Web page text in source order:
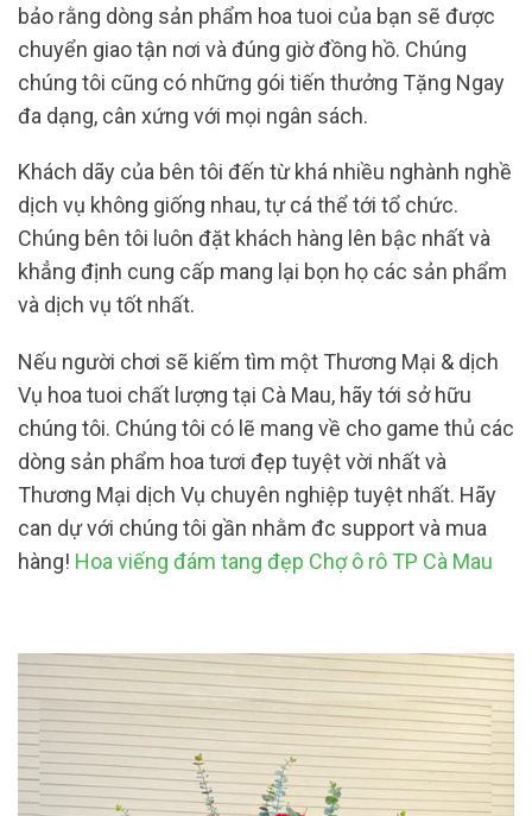
bảo rằng dòng sản phẩm hoa tuoi của bạn sẽ được
chuyển giao tận nơi và đúng giờ đồng hồ. Chúng
chúng tôi cũng có những gói tiến thưởng Tặng Ngay
đa dạng, cân xứng với mọi ngân sách.
Khách dãy của bên tôi đến từ khá nhiều nghành nghề
dịch vụ không giống nhau, tự cá thể tới tổ chức.
Chúng bên tôi luôn đặt khách hàng lên bậc nhất và
khẳng định cung cấp mang lại bọn họ các sản phẩm
và dịch vụ tốt nhất.
Nếu người chơi sẽ kiếm tìm một Thương Mại & dịch
Vụ hoa tuoi chất lượng tại Cà Mau, hãy tới sở hữu
chúng tôi. Chúng tôi có lẽ mang về cho game thủ các
dòng sản phẩm hoa tươi đẹp tuyệt vời nhất và
Thương Mại dịch Vụ chuyên nghiệp tuyệt nhất. Hãy
can dự với chúng tôi gần nhằm đc support và mua
hàng! Hoa viếng đám tang đẹp Chợ ô rô TP Cà Mau